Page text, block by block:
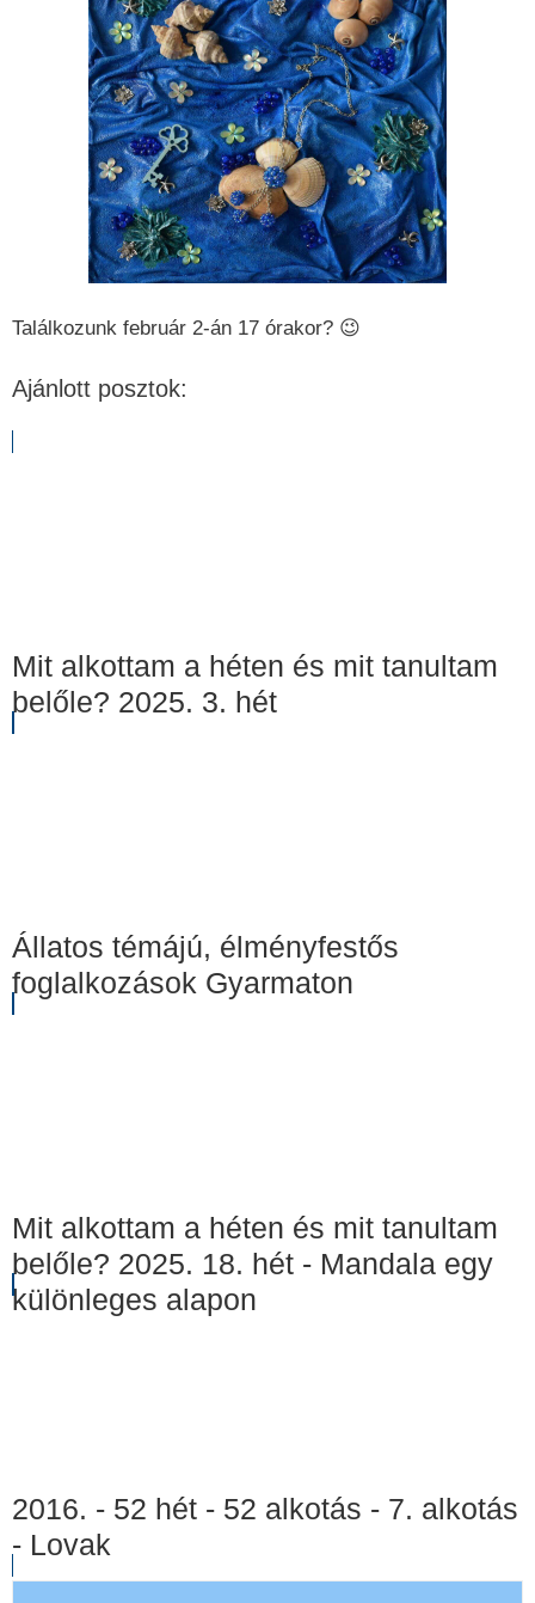
Találkozunk február 2-án 17 órakor? 😉
Ajánlott posztok:
Mit alkottam a héten és mit tanultam
belőle? 2025. 3. hét
Állatos témájú, élményfestős
foglalkozások Gyarmaton
Mit alkottam a héten és mit tanultam
belőle? 2025. 18. hét - Mandala egy
különleges alapon
2016. - 52 hét - 52 alkotás - 7. alkotás
- Lovak